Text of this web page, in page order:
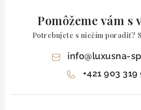
Pomôžeme vám s
Potrebujete s niečím poradiť?
info@luxusna-
+421 903 319